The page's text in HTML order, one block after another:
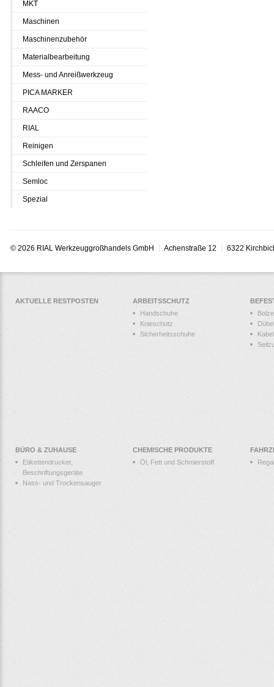
MKT
Maschinen
Maschinenzubehör
Materialbearbeitung
Mess- und Anreißwerkzeug
PICA MARKER
RAACO
RIAL
Reinigen
Schleifen und Zerspanen
Semloc
Spezial
© 2026 RIAL Werkzeuggroßhandels GmbH Achenstraße 12 6322
AKTUELLE RESTPOSTEN
ARBEITSSCHUTZ
Handschuhe
Knieschutz
Sicherheitsschuhe
Dübel
BÜRO & ZUHAUSE
Etikettendrucker,
Beschriftungsgeräte
Nass- und Trockensauger
CHEMISCHE PRODUKTE
Öl, Fett und Schmierstoff